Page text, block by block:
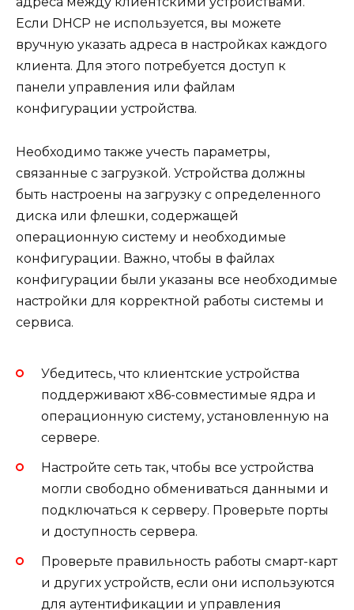
Если DHCP не используется, вы можете
вручную указать адреса в настройках каждого
клиента. Для этого потребуется доступ к
панели управления или файлам
конфигурации устройства.
Необходимо также учесть параметры,
связанные с загрузкой. Устройства должны
быть настроены на загрузку с определенного
диска или флешки, содержащей
операционную систему и необходимые
конфигурации. Важно, чтобы в файлах
конфигурации были указаны все необходимые
настройки для корректной работы системы и
сервиса.
Убедитесь, что клиентские устройства
поддерживают x86-совместимые ядра и
операционную систему, установленную на
сервере.
Настройте сеть так, чтобы все устройства
могли свободно обмениваться данными и
подключаться к серверу. Проверьте порты
и доступность сервера.
Проверьте правильность работы смарт-карт
и других устройств, если они используются
для аутентификации и управления